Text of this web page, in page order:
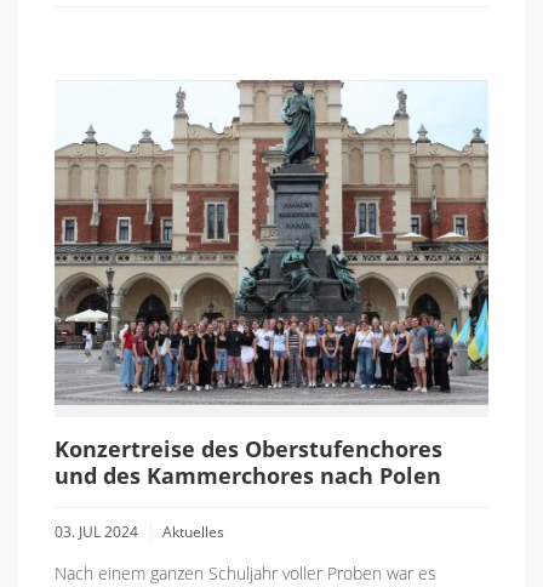
Konzertreise des Oberstufenchores
und des Kammerchores nach Polen
03. JUL 2024 Aktuelles
Nach einem ganzen Schuljahr voller Proben war es